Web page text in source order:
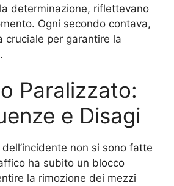
determinazione, riflettevano
Ogni secondo contava,
cruciale per garantire la
Paralizzato:
e Disagi
non si sono fatte
ha subito un blocco
la rimozione dei mezzi